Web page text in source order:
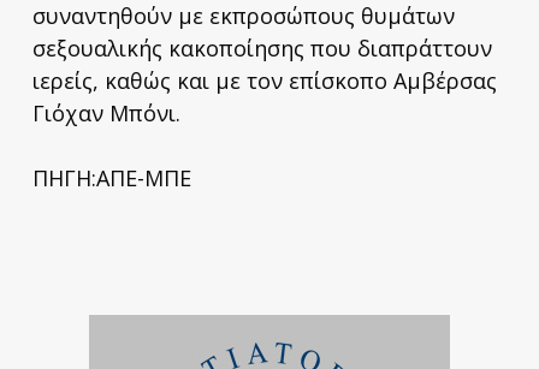
συναντηθούν με εκπροσώπους θυμάτων
σεξουαλικής κακοποίησης που διαπράττουν
ιερείς, καθώς και με τον επίσκοπο Αμβέρσας
Γιόχαν Μπόνι.
ΠΗΓΗ:ΑΠΕ-ΜΠΕ